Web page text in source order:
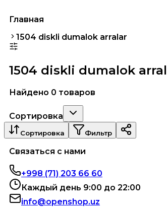
Главная
1504 diskli dumalok arralar
1504 diskli dumalok
Найдено 0 товаров
Сортировка
Сортировка Фильтр
Связаться с нами
+998 (71) 203 66 60
Каждый день 9:00 до 22:00
info@openshop.uz